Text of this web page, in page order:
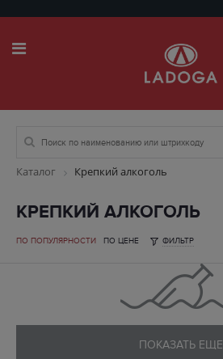
Каталог Крепкий алкоголь
КРЕПКИЙ АЛКОГОЛЬ
ПО ПОПУЛЯРНОСТИ ПО ЦЕНЕ ФИЛЬТР
ПОКАЗАТЬ ЕЩЕ